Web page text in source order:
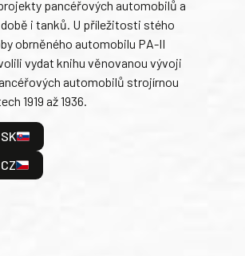
pancéřových automobilů a
i tanků. U příležitosti stého
obrněného automobilu PA-II
vydat knihu věnovanou vývoji
automobilů strojírnou
1919 až 1936.